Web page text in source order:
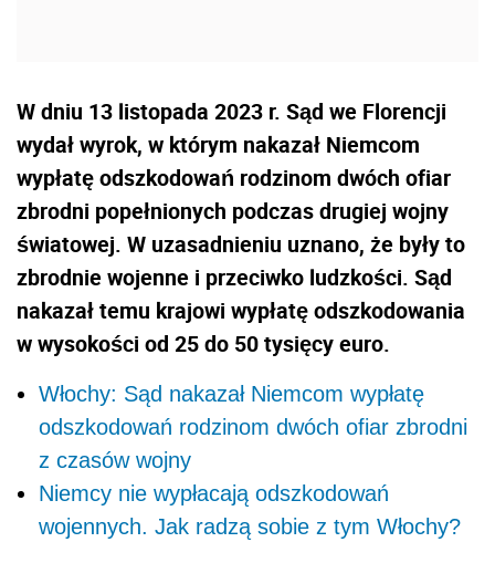
W dniu 13 listopada 2023 r. Sąd we Florencji
wydał wyrok, w którym nakazał Niemcom
wypłatę odszkodowań rodzinom dwóch ofiar
zbrodni popełnionych podczas drugiej wojny
światowej. W uzasadnieniu uznano, że były to
zbrodnie wojenne i przeciwko ludzkości. Sąd
nakazał temu krajowi wypłatę odszkodowania
w wysokości od 25 do 50 tysięcy euro.
Włochy: Sąd nakazał Niemcom wypłatę
odszkodowań rodzinom dwóch ofiar zbrodni
z czasów wojny
Niemcy nie wypłacają odszkodowań
wojennych. Jak radzą sobie z tym Włochy?